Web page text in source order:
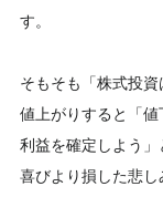
す。
そもそも「株式投
値上がりすると「
利益を確定しよう
喜びより損した悲